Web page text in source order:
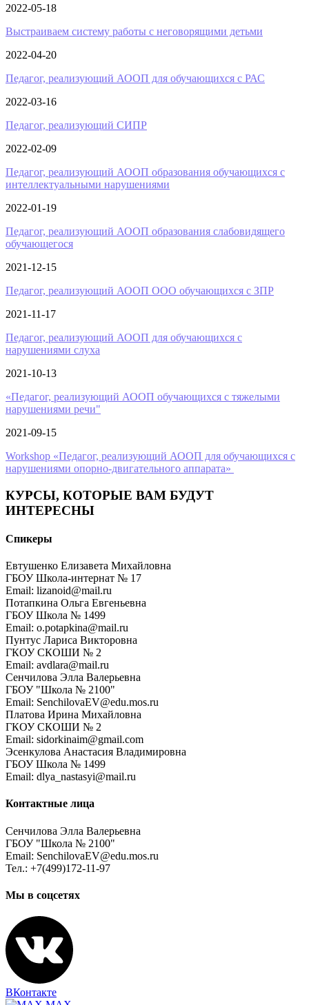
2022-05-18
Выстраиваем систему работы с неговорящими детьми
2022-04-20
Педагог, реализующий АООП для обучающихся с РАС
2022-03-16
Педагог, реализующий СИПР
2022-02-09
Педагог, реализующий АООП образования обучающихся с
интеллектуальными нарушениями
2022-01-19
Педагог, реализующий АООП образования слабовидящего
обучающегося
2021-12-15
Педагог, реализующий АООП ООО обучающихся с ЗПР
2021-11-17
Педагог, реализующий АООП для обучающихся с
нарушениями слуха
2021-10-13
«Педагог, реализующий АООП обучающихся c тяжелыми
нарушениями речи"
2021-09-15
Workshop «Педагог, реализующий АООП для обучающихся с
нарушениями опорно-двигательного аппарата»
КУРСЫ, КОТОРЫЕ ВАМ БУДУТ
ИНТЕРЕСНЫ
Спикеры
Евтушенко Елизавета Михайловна
ГБОУ Школа-интернат № 17
Email: lizanoid@mail.ru
Потапкина Ольга Евгеньевна
ГБОУ Школа № 1499
Email: o.potapkina@mail.ru
Пунтус Лариса Викторовна
ГКОУ СКОШИ № 2
Email: avdlara@mail.ru
Сенчилова Элла Валерьевна
ГБОУ "Школа № 2100"
Email: SenchilovaEV@edu.mos.ru
Платова Ирина Михайловна
ГКОУ СКОШИ № 2
Email: sidorkinaim@gmail.com
Эсенкулова Анастасия Владимировна
ГБОУ Школа № 1499
Email: dlya_nastasyi@mail.ru
Контактные лица
Сенчилова Элла Валерьевна
ГБОУ "Школа № 2100"
Email: SenchilovaEV@edu.mos.ru
Тел.: +7(499)172-11-97
Мы в соцсетях
ВКонтакте